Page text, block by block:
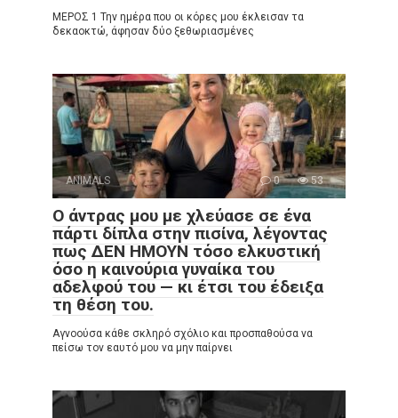
ΜΕΡΟΣ 1 Την ημέρα που οι κόρες μου έκλεισαν τα
δεκαοκτώ, άφησαν δύο ξεθωριασμένες
ANIMALS 0 53
Ο άντρας μου με χλεύασε σε ένα
πάρτι δίπλα στην πισίνα, λέγοντας
πως ΔΕΝ ΗΜΟΥΝ τόσο ελκυστική
όσο η καινούρια γυναίκα του
αδελφού του — κι έτσι του έδειξα
τη θέση του.
Αγνοούσα κάθε σκληρό σχόλιο και προσπαθούσα να
πείσω τον εαυτό μου να μην παίρνει